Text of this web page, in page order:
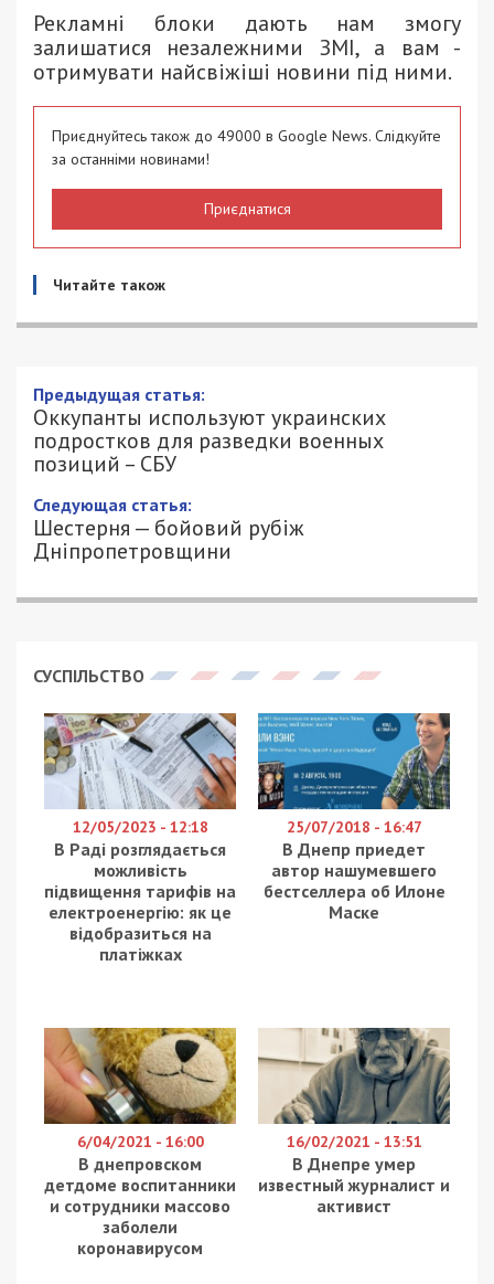
Рекламні блоки дають нам змогу
залишатися незалежними ЗМІ, а вам -
отримувати найсвіжіші новини під ними.
Приєднуйтесь також до 49000 в Google News. Слідкуйте
за останніми новинами!
Приєднатися
Читайте також
Предыдущая статья:
Оккупанты используют украинских
подростков для разведки военных
позиций – СБУ
Следующая статья:
Шестерня — бойовий рубіж
Дніпропетровщини
СУСПІЛЬСТВО
12/05/2023 - 12:18
В Раді розглядається
можливість
підвищення тарифів на
електроенергію: як це
відобразиться на
платіжках
25/07/2018 - 16:47
В Днепр приедет
автор нашумевшего
бестселлера об Илоне
Маске
6/04/2021 - 16:00
В днепровском
детдоме воспитанники
и сотрудники массово
заболели
коронавирусом
16/02/2021 - 13:51
В Днепре умер
известный журналист и
активист